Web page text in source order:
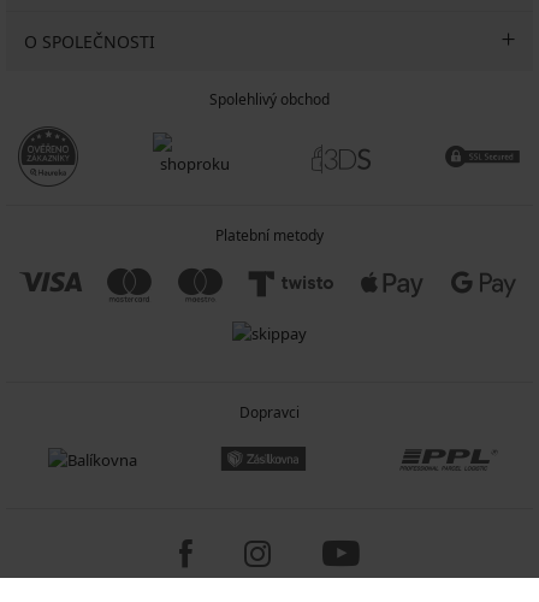
O SPOLEČNOSTI
Spolehlivý obchod
Platební metody
Dopravci